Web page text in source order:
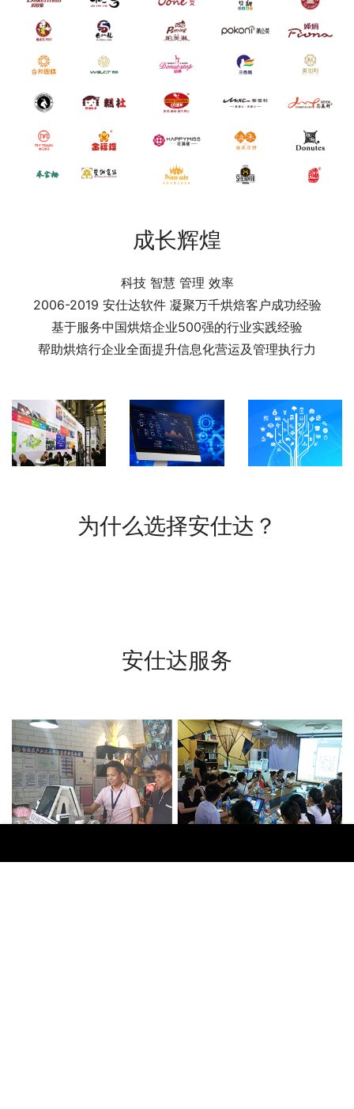
成长辉煌
科技 智慧 管理 效率
2006-2019 安仕达软件 凝聚万千烘焙客户成功经验
基于服务中国烘焙企业500强的行业实践经验
帮助烘焙行企业全面提升信息化营运及管理执行力
为什么选择安仕达？
安仕达服务